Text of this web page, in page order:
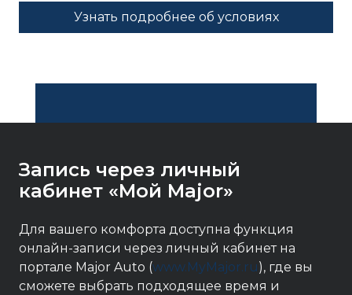
Узнать подробнее об условиях
Запись через личный
кабинет «Мой Major»
Для вашего комфорта доступна функция
онлайн-записи через личный кабинет на
портале Major Auto (www.MyMajor.ru), где вы
сможете выбрать подходящее время и